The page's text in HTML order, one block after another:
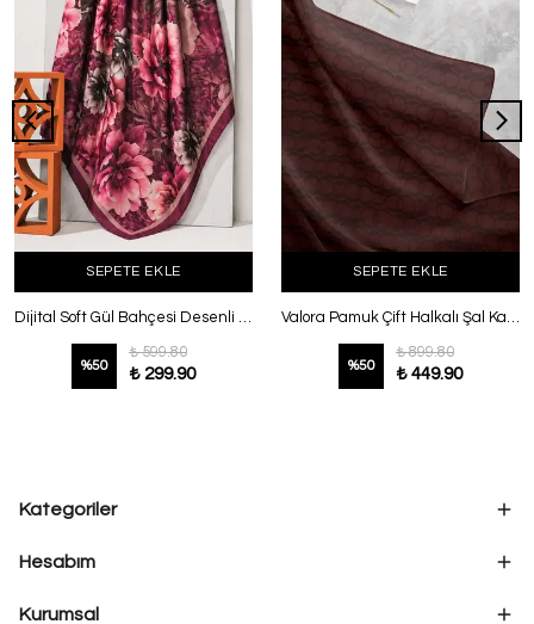
SEPETE EKLE
Dijital Soft Gül Bahçesi Desenli Şal Mürdüm
%50
₺ 599.80
₺ 299.90
SEPETE EKLE
Valora Pamuk Çift Halkalı Şal Kahve
%50
₺ 899.80
₺ 449.90
Kategoriler
Hesabım
Kurumsal